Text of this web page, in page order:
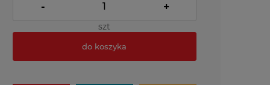
- +
szt
do koszyka